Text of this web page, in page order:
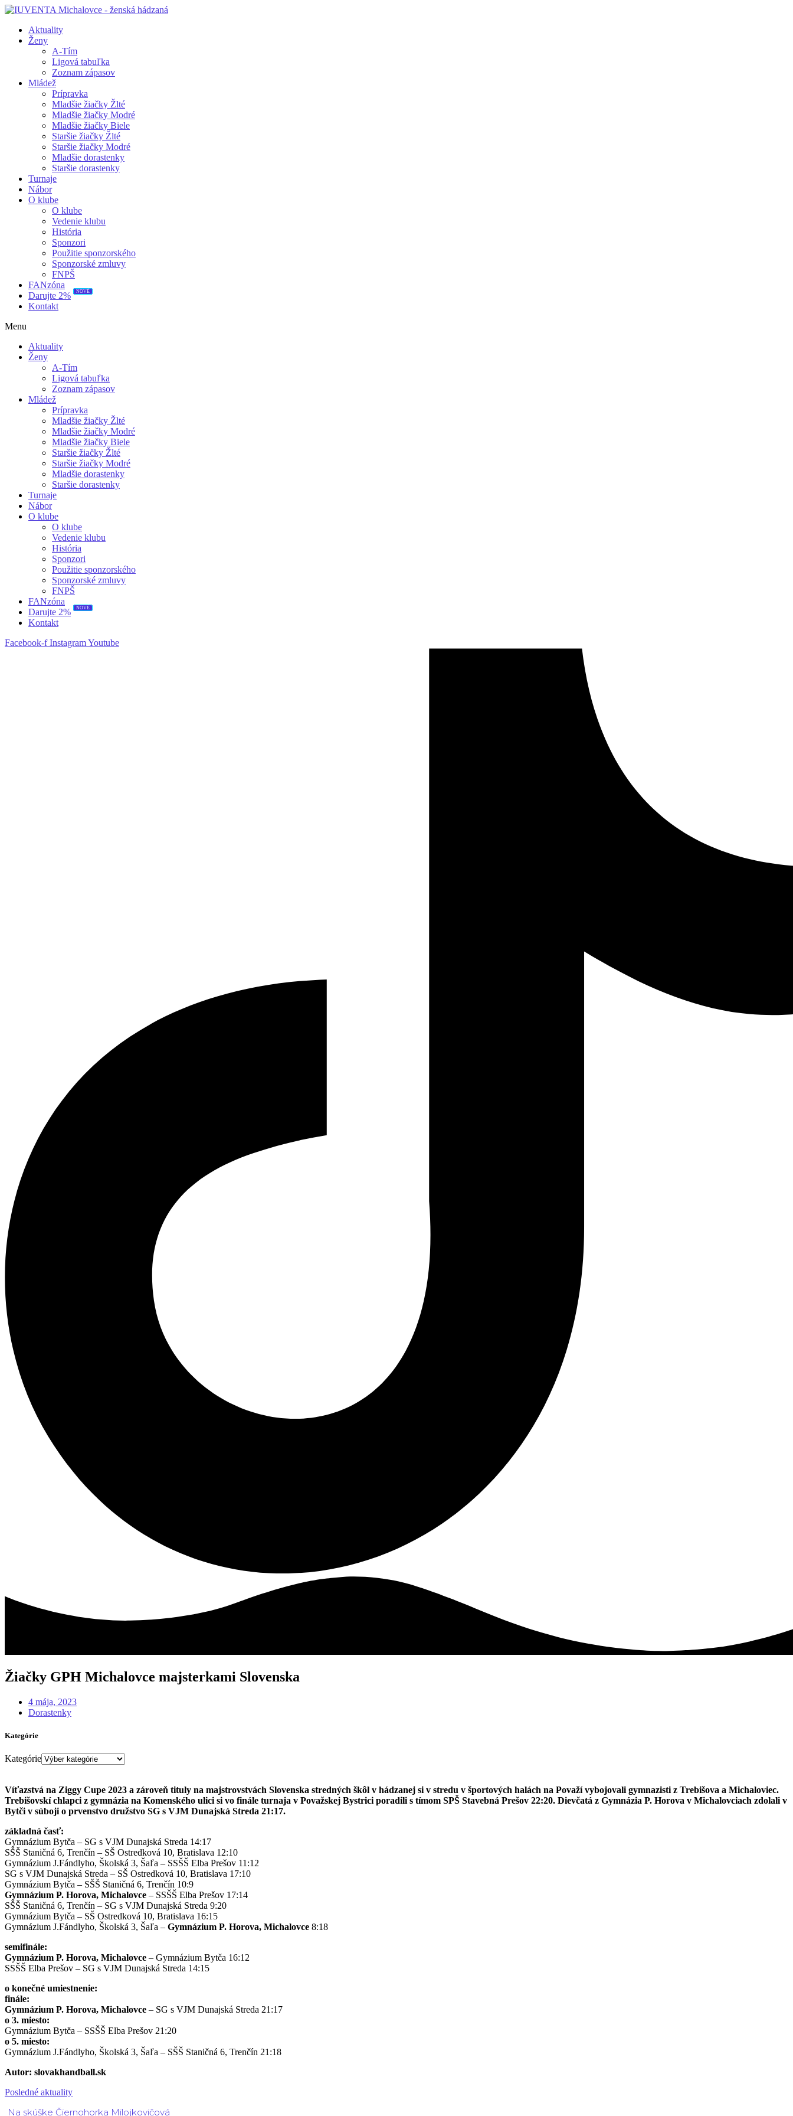
Aktuality
Ženy
A-Tím
Ligová tabuľka
Zoznam zápasov
Mládež
Prípravka
Mladšie žiačky Žlté
Mladšie žiačky Modré
Mladšie žiačky Biele
Staršie žiačky Žlté
Staršie žiačky Modré
Mladšie dorastenky
Staršie dorastenky
Turnaje
Nábor
O klube
O klube
Vedenie klubu
História
Sponzori
Použitie sponzorského
Sponzorské zmluvy
FNPŠ
FANzóna
Darujte 2%
NOVÉ
Kontakt
Menu
Aktuality
Ženy
A-Tím
Ligová tabuľka
Zoznam zápasov
Mládež
Prípravka
Mladšie žiačky Žlté
Mladšie žiačky Modré
Mladšie žiačky Biele
Staršie žiačky Žlté
Staršie žiačky Modré
Mladšie dorastenky
Staršie dorastenky
Turnaje
Nábor
O klube
O klube
Vedenie klubu
História
Sponzori
Použitie sponzorského
Sponzorské zmluvy
FNPŠ
FANzóna
Darujte 2%
NOVÉ
Kontakt
Facebook-f InstagramYoutube
Žiačky GPH Michalovce majsterkami Slovenska
4 mája, 2023
Dorastenky
Kategórie
Kategórie
Víťazstvá na Ziggy Cupe 2023 a zároveň tituly na majstrovstvách Slovenska stredných škôl v hádzanej si v stredu v športových halách na Považí vybojovali gymnazisti z Trebišova a Michaloviec.
Trebišovskí chlapci z gymnázia na Komenského ulici si vo finále turnaja v Považskej Bystrici poradili s tímom SPŠ Stavebná Prešov 22:20. Dievčatá z Gymnázia P. Horova v Michalovciach zdolali v
Bytči v súboji o prvenstvo družstvo SG s VJM Dunajská Streda 21:17.
základná časť:
Gymnázium Bytča – SG s VJM Dunajská Streda 14:17
SŠŠ Staničná 6, Trenčín – SŠ Ostredková 10, Bratislava 12:10
Gymnázium J.Fándlyho, Školská 3, Šaľa – SSŠŠ Elba Prešov 11:12
SG s VJM Dunajská Streda – SŠ Ostredková 10, Bratislava 17:10
Gymnázium Bytča – SŠŠ Staničná 6, Trenčín 10:9
Gymnázium P. Horova, Michalovce – SSŠŠ Elba Prešov 17:14
SŠŠ Staničná 6, Trenčín – SG s VJM Dunajská Streda 9:20
Gymnázium Bytča – SŠ Ostredková 10, Bratislava 16:15
Gymnázium J.Fándlyho, Školská 3, Šaľa – Gymnázium P. Horova, Michalovce 8:18
semifinále:
Gymnázium P. Horova, Michalovce – Gymnázium Bytča 16:12
SSŠŠ Elba Prešov – SG s VJM Dunajská Streda 14:15
o konečné umiestnenie:
finále:
Gymnázium P. Horova, Michalovce – SG s VJM Dunajská Streda 21:17
o 3. miesto:
Gymnázium Bytča – SSŠŠ Elba Prešov 21:20
o 5. miesto:
Gymnázium J.Fándlyho, Školská 3, Šaľa – SŠŠ Staničná 6, Trenčín 21:18
Autor: slovakhandball.sk
Posledné aktuality
Na skúške Čiernohorka Milojkovičová